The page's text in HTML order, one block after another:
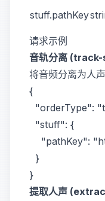
stuff.pathKey
请求示例
音轨分离
将音频分离为人
{
"orderType":
  "stuff": {
"pathKey":
  }
提取人声